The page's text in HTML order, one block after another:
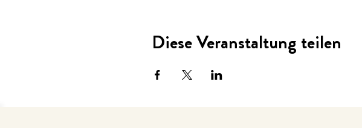
Diese Veranstaltung teilen